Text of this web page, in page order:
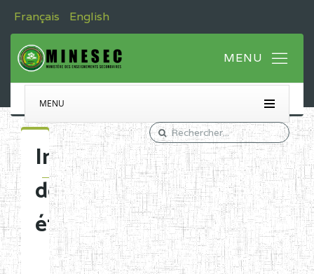
Français English
MENU
Immatriculation
des
établissements